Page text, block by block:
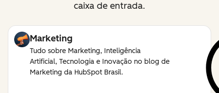
caixa de entrada.
Marketing
Tudo sobre Marketing, Inteligência
Artificial, Tecnologia e Inovação no blog de
Marketing da HubSpot Brasil.